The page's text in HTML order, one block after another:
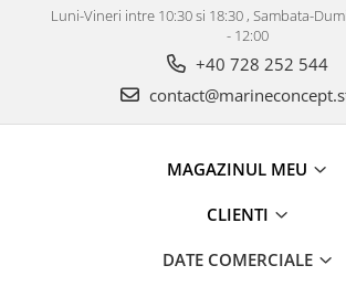
Luni-Vineri intre 10:30 si 18:30 , Sambata-
- 12:00
+40 728 252 544
MAGAZINUL MEU
CLIENTI
DATE COMERCIALE